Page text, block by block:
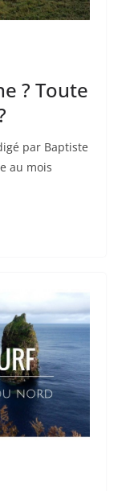
? Toute
par Baptiste
au mois